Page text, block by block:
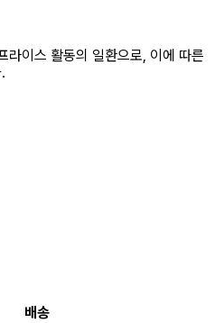
라이스 활동의 일환으로, 이에 따른
배송